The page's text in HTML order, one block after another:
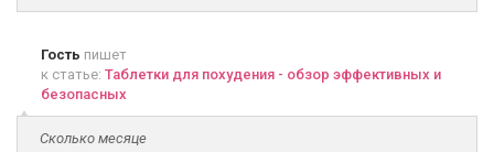
Гость пишет
к статье: Таблетки для похудения - обзор эффективных и
безопасных
Сколько месяце